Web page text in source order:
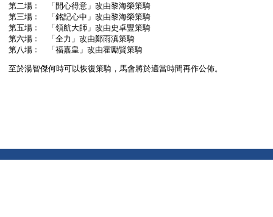
第二場﹕ 「開心得意」改由黎海榮策騎
第三場﹕ 「銘記心中」改由黎海榮策騎
第五場﹕ 「領航大師」改由史卓豐策騎
第六場﹕ 「全力」改由鄭雨滇策騎
第八場﹕ 「福嘉皇」改由霍勵賢策騎
至於湯智傑何時可以恢復策騎，馬會將於適當時間再作公佈。